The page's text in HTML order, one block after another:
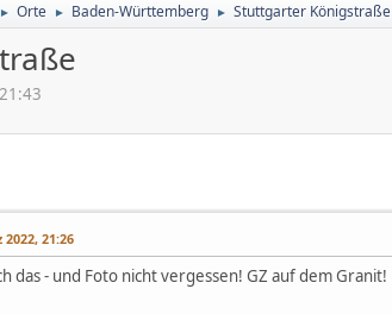
► Orte ► Baden-Württemberg ► Stuttgarter Königstraße
2022, 21:26
das - und Foto nicht vergessen! GZ auf dem Granit!